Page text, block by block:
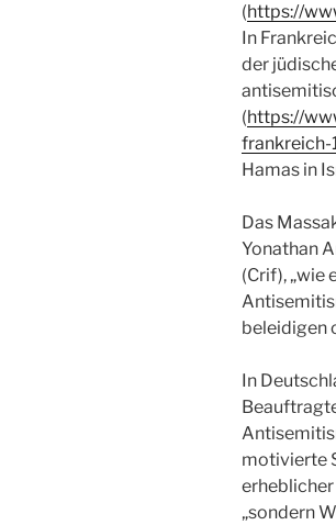
(https://
In
der
(https://
frankreich-
Hamas in
Das
Yonathan
(Crif), „wie
beleidigen
In
motivierte
erheblicher
„sondern